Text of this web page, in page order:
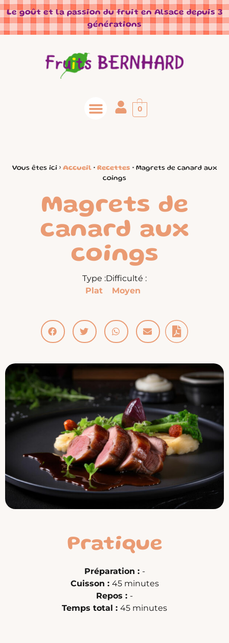
Le goût et la passion du fruit en Alsace depuis 3
générations
0
Vous êtes ici › Accueil• Recettes • Magrets de canard aux
coings
Magrets de
canard aux
coings
Type :
Plat
Difficulté :
Moyen
Pratique
Préparation : -
Cuisson : 45 minutes
Repos : -
Temps total : 45 minutes
Panneau de gestion des cookies